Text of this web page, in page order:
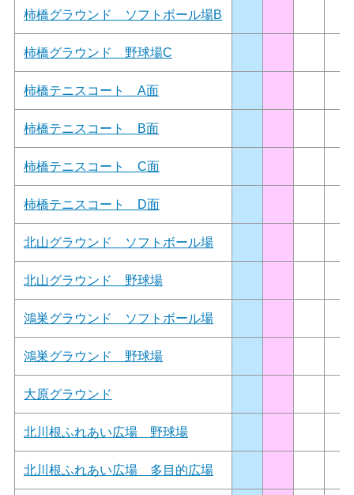
柿橋グラウンド ソフトボール場B
柿橋グラウンド 野球場C
柿橋テニスコート A面
柿橋テニスコート B面
柿橋テニスコート C面
柿橋テニスコート D面
北山グラウンド ソフトボール場
北山グラウンド 野球場
鴻巣グラウンド ソフトボール場
鴻巣グラウンド 野球場
大原グラウンド
北川根ふれあい広場 野球場
北川根ふれあい広場 多目的広場